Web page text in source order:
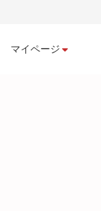
マイページ